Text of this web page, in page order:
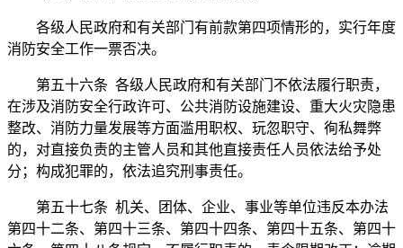
各级人民政府和有关部门有前款第四项情形的，实行年度
消防安全工作一票否决。
第五十六条 各级人民政府和有关部门不依法履行职责，
在涉及消防安全行政许可、公共消防设施建设、重大火灾隐患
整改、消防力量发展等方面滥用职权、玩忽职守、徇私舞弊
的，对直接负责的主管人员和其他直接责任人员依法给予处
分；构成犯罪的，依法追究刑事责任。
第五十七条 机关、团体、企业、事业等单位违反本办法
第四十二条、第四十三条、第四十四条、第四十五条、第四十